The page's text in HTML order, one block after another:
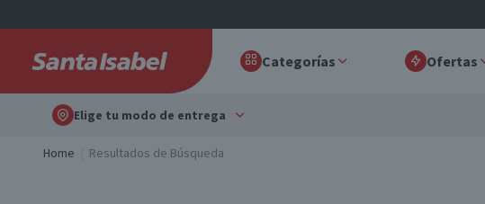
Categorías Ofertas
Elige tu modo de entrega
Home Resultados de Búsqueda